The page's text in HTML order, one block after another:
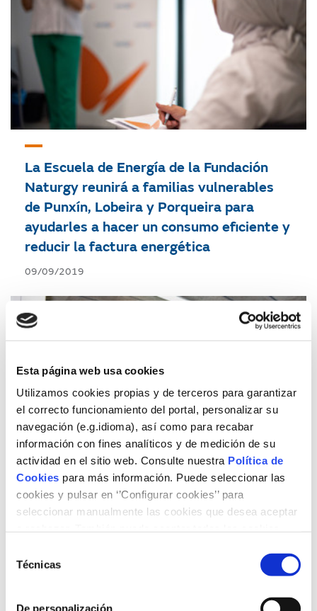
Esta página web usa cookies
Utilizamos cookies propias y de terceros para garantizar
el correcto funcionamiento del portal, personalizar su
navegación (e.g.idioma), así como para recabar
información con fines analíticos y de medición de su
actividad en el sitio web. Consulte nuestra Política de
Cookies para más información. Puede seleccionar las
cookies y pulsar en ‘’Configurar cookies’’ para
seleccionar manualmente las cookies que desea aceptar
Técnicas
De personalización
La Escuela de Energía de la Fundación
Naturgy reunirá a familias vulnerables
de Punxín, Lobeira y Porqueira para
ayudarles a hacer un consumo eficiente y
reducir la factura energética
09/09/2019
La Escuela de Energía de la Fundación
cómo hacer un consumo eficiente y